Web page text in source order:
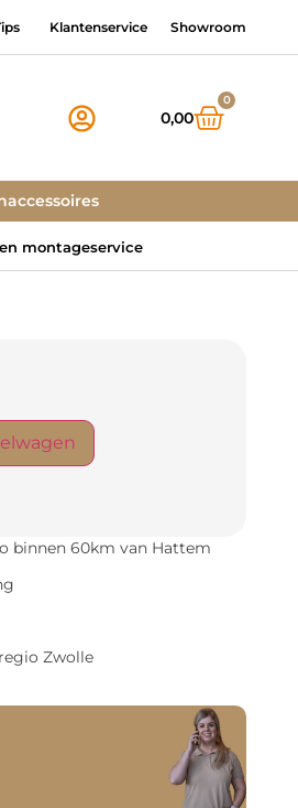
Klantenservice Showroom
0,00
0
montageservice
binnen 60km van Hattem
Zwolle